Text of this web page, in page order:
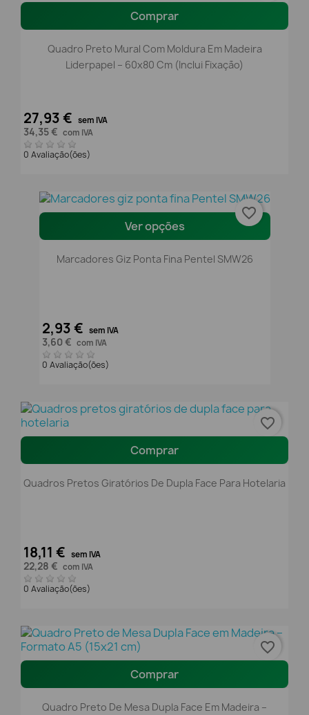
Comprar
Quadro Preto Mural Com Moldura Em Madeira
Liderpapel – 60x80 Cm (Inclui Fixação)
27,93 € sem IVA
34,35 € com IVA
0 Avaliação(ões)
Ver opções
Marcadores Giz Ponta Fina Pentel SMW26
2,93 € sem IVA
3,60 € com IVA
0 Avaliação(ões)
favorite_border
Comprar
Quadros Pretos Giratórios De Dupla Face Para Hotelaria
18,11 € sem IVA
22,28 € com IVA
0 Avaliação(ões)
favorite_border
Comprar
Quadro Preto De Mesa Dupla Face Em Madeira –
favorite_border